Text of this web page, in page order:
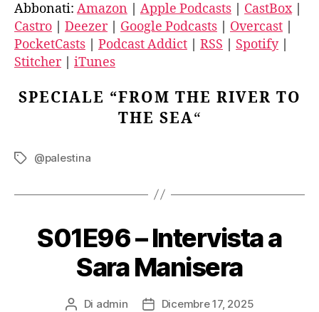
Deezer Google Podcasts
Overcast PocketCasts
Podcast Addict RSS
Spotify
iTunes
EMBED
Abbonati: Amazon Apple Podcasts CastBox|
Castro
Deezer| Google Podcasts Overcast
PocketCasts
Podcast Addict RSS Spotify|
Stitcher| iTunes
SPECIALE “FROM THE RIVER TO
THE SEA“
Tag @palestina
S01E96 – Intervista a
Sara Manisera
Autore
Di admin
DataDicembre 17, 2025